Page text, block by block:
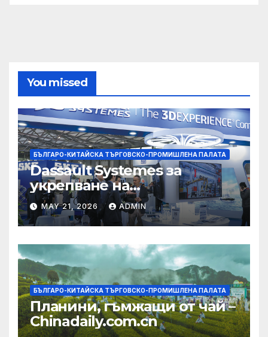
You missed
БЪЛГАРО-КИТАЙСКА ТЪРГОВСКО-ПРОМИШЛЕНА ПАЛАТА
Dassault Systemes за
укрепване на
изграждането на AI
екосистема в Китай
MAY 21, 2026 ADMIN
БЪЛГАРО-КИТАЙСКА ТЪРГОВСКО-ПРОМИШЛЕНА ПАЛАТА
Планини, гъмжащи от чай –
Chinadaily.com.cn